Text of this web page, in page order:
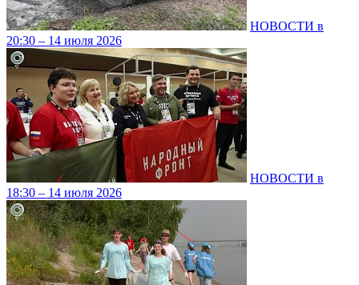
НОВОСТИ в
20:30 – 14 июля 2026
НОВОСТИ в
18:30 – 14 июля 2026